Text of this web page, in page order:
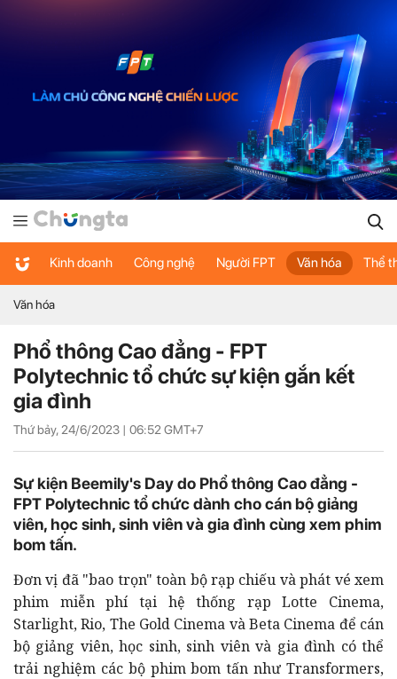
Kinh doanh Công nghệ Người FPT Văn hóa Thể
Văn hóa
Phổ thông Cao đẳng - FPT
Polytechnic tổ chức sự kiện gắn kết
gia đình
Thứ bảy, 24/6/2023 | 06:52 GMT+7
Sự kiện Beemily's Day do Phổ thông Cao đẳng -
FPT Polytechnic tổ chức dành cho cán bộ giảng
viên, học sinh, sinh viên và gia đình cùng xem phim
bom tấn.
Đơn vị đã "bao trọn" toàn bộ rạp chiếu và phát vé xem
phim miễn phí tại hệ thống rạp Lotte Cinema,
Starlight, Rio, The Gold Cinema và Beta Cinema để cán
bộ giảng viên, học sinh, sinh viên và gia đình có thể
trải nghiệm các bộ phim bom tấn như Transformers,